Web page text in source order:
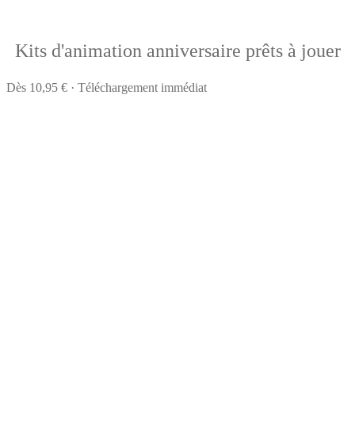
Kits d'animation anniversaire prêts à jouer
Dès 10,95 € · Téléchargement immédiat